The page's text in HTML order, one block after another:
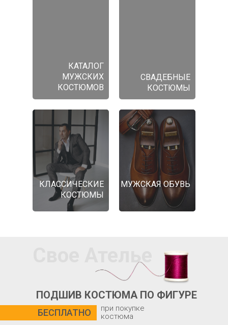
КАТАЛОГ
МУЖСКИХ
КОСТЮМОВ
СВАДЕБНЫЕ
КОСТЮМЫ
КЛАССИЧЕСКИЕ
КОСТЮМЫ
МУЖСКАЯ ОБУВЬ
Свое Ателье
ПОДШИВ КОСТЮМА ПО ФИГУРЕ
БЕСПЛАТНО
при покупке
костюма